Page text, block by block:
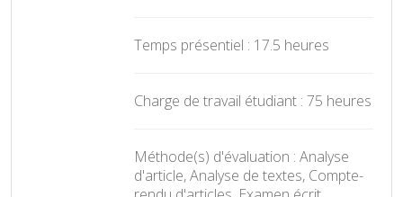
Temps présentiel : 17.5 heures
Charge de travail étudiant : 75 heures
Méthode(s) d'évaluation : Analyse
d'article, Analyse de textes, Compte-